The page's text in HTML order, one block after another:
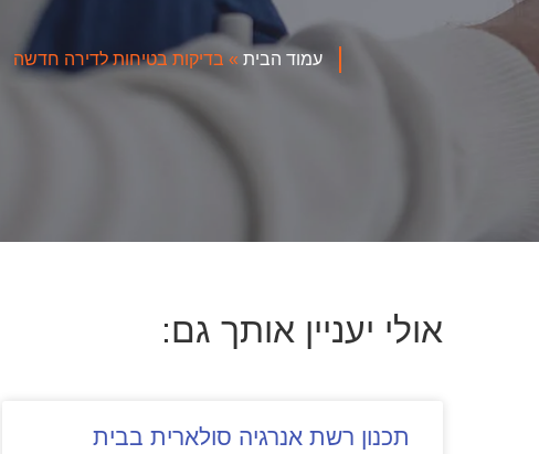
עמוד הבית » בדיקות בטיחות לדירה חדשה
אולי יעניין אותך גם:
תכנון רשת אנרגיה סולארית בבית